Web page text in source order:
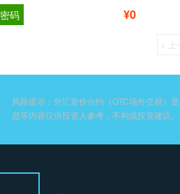
密码 ¥0
<
风险提示：外汇差价合约（OTC场外交易）
息等内容仅供投资人参考，不构成投资建议。